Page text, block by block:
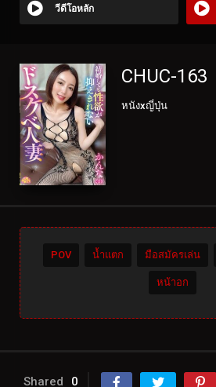
วีดีโอหลัก
CHUC-163
หนังxญี่ปุ่น
POV น้ำแตก มือสมัครเล่น
หน้าอก
Shared 0